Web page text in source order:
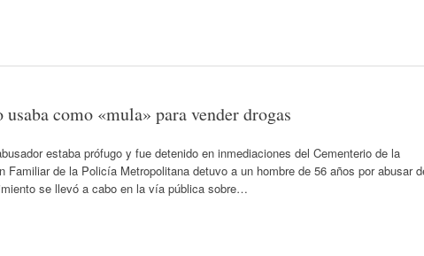
como «mula» para vender drogas
estaba prófugo y fue detenido en inmediaciones del Cementerio de la
Familiar de la Policía Metropolitana detuvo a un hombre de 56 años por abusar
se llevó a cabo en la vía pública sobre…